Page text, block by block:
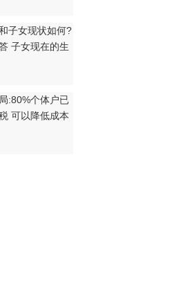
子女现状如何?
子女现在的生
:80%个体户已
可以降低成本